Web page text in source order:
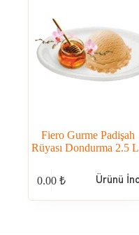
Fiero Gurme Padişah
Rüyası Dondurma 2.5
0.00₺ Ürünü